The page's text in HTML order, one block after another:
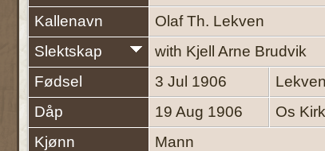
Kallenavn
Olaf Th. Lekven
Slektskap
with Kjell Arne Brudvik
Fødsel
3 Jul 1906
Dåp
19 Aug 1906 Os
Kjønn
Mann